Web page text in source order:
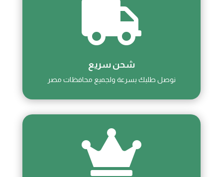

شحن سريع
نوصل طلبك بسرعة ولجميع محافظات مصر
